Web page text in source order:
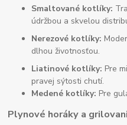
Smaltované kotlíky:
údržbou a skvelou
Nerezové kotlíky:
dlhou životnosťou.
Liatinové kotlíky: Pre
pravej sýtosti chutí.
Medené kotlíky: Pre
Plynové horáky a